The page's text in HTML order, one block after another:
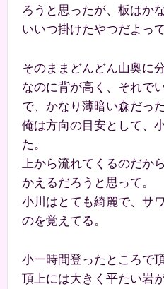
ろうと思ったが、板はか
いいつ掛けたやつだよっ
そのままどんどん山奥に
なのに背が高く、それで
で、かなり薄暗い森だった
俺は方向の目安として、
た。
上から流れてくるのだか
かえるだろうと思って。
小川はとても綺麗で、サ
のを覚えてる。
小一時間登ったところで
頂上には大きく平たい岩